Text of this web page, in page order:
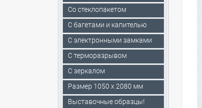
Со стеклопакетом
С багетами и капителью
C электронными замками
С терморазрывом
С зеркалом
Размер 1050 х 2080 мм
Выставочные образцы!